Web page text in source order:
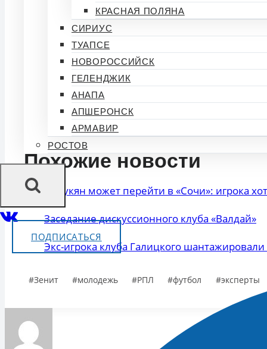
КРАСНАЯ ПОЛЯНА
СИРИУС
ТУАПСЕ
НОВОРОССИЙСК
ГЕЛЕНДЖИК
АНАПА
АПШЕРОНСК
АРМАВИР
РОСТОВ
ПОДПИСАТЬСЯ
Зенит уже давно не тот. Надеюсь, что что-то
Жалко, что так мало времени дают молодежи. Они
Похожие новости
Царукян может перейти в «Сочи»: игрока
Заседание дискуссионного клуба «Валдай»
Экс-игрока клуба Галицкого
#Зенит #молодежь #РПЛ #футбол #эксперты